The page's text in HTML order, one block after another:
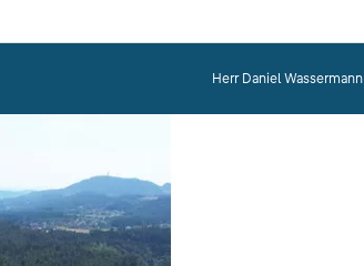
Herr Daniel Wassermann